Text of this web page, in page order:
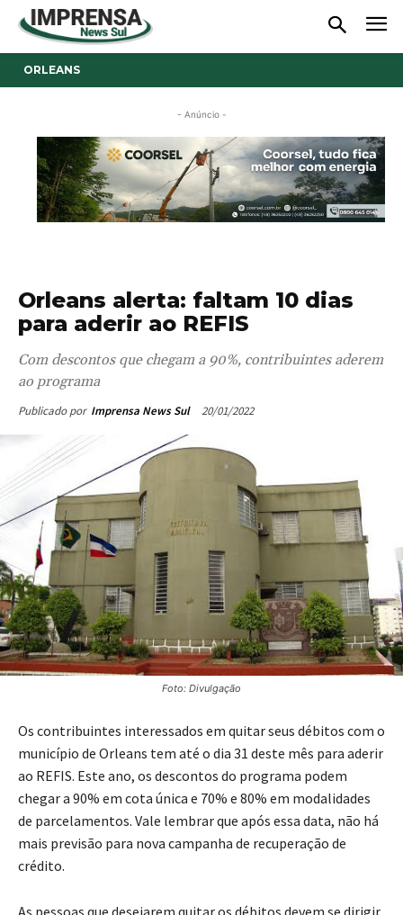
ORLEANS
- Anúncio -
Orleans alerta: faltam 10 dias
para aderir ao REFIS
Com descontos que chegam a 90%, contribuintes aderem
ao programa
Publicado por Imprensa News Sul 20/01/2022
Foto: Divulgação
Os contribuintes interessados em quitar seus débitos com o
município de Orleans tem até o dia 31 deste mês para aderir
ao REFIS. Este ano, os descontos do programa podem
chegar a 90% em cota única e 70% e 80% em modalidades
de parcelamentos. Vale lembrar que após essa data, não há
mais previsão para nova campanha de recuperação de
crédito.